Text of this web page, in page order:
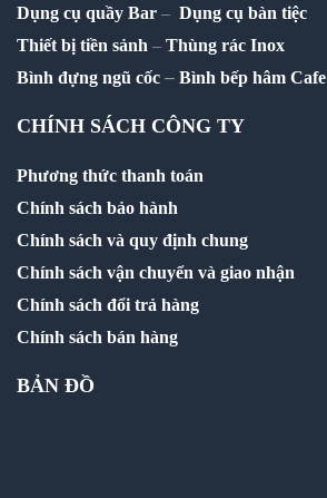
Dụng cụ quầy Bar – Dụng cụ bàn tiệc
Thiết bị tiền sảnh – Thùng rác Inox
Bình đựng ngũ cốc – Bình bếp hâm Cafe
CHÍNH SÁCH CÔNG TY
Phương thức thanh toán
Chính sách bảo hành
Chính sách và quy định chung
Chính sách vận chuyển và giao nhận
Chính sách đổi trả hàng
Chính sách bán hàng
BẢN ĐỒ